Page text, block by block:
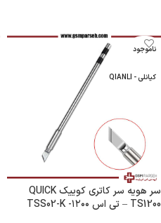
ناموجود
کیانلی - QIANLI
سر هویه سر کاتری کوییک QUICK
TS1200 – تی اس ۱۲۰۰- TSS02-K